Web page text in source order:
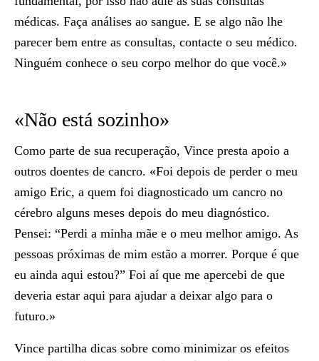
médicas. Faça análises ao sangue. E se algo não lhe
parecer bem entre as consultas, contacte o seu médico.
Ninguém conhece o seu corpo melhor do que você.»
«Não está sozinho»
Como parte de sua recuperação, Vince presta apoio a
outros doentes de cancro. «Foi depois de perder o meu
amigo Eric, a quem foi diagnosticado um cancro no
cérebro alguns meses depois do meu diagnóstico.
Pensei: “Perdi a minha mãe e o meu melhor amigo. As
pessoas próximas de mim estão a morrer. Porque é que
eu ainda aqui estou?” Foi aí que me apercebi de que
deveria estar aqui para ajudar a deixar algo para o
futuro.»
Vince partilha dicas sobre como minimizar os efeitos